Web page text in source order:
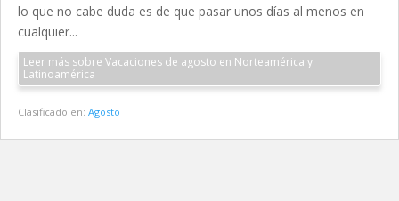
lo que no cabe duda es de que pasar unos días al menos en
cualquier...
Leer más sobre Vacaciones de agosto en Norteamérica y
Latinoamérica
Clasificado en: Agosto